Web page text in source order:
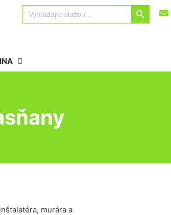
Search
for:
Search Button
murára a